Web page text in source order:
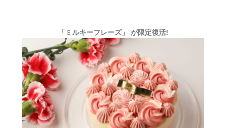
「ミルキーフレーズ」 が限定復活!